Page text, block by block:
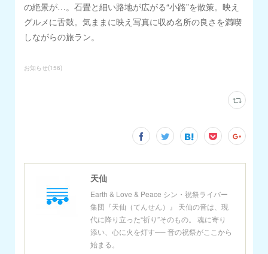
の絶景が…。石畳と細い路地が広がる“小路”を散策。映え
グルメに舌鼓。気ままに映え写真に収め名所の良さを満喫
しながらの旅ラン。
お知らせ(156)
天仙
Earth & Love & Peace シン・祝祭ライバー
集団『天仙（てんせん）』 天仙の音は、現
代に降り立った“祈り”そのもの。 魂に寄り
添い、心に火を灯す── 音の祝祭がここから
始まる。